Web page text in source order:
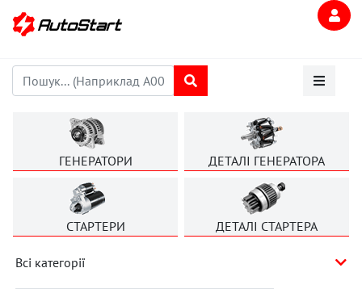
ГЕНЕРАТОРИ ДЕТАЛІ ГЕНЕРАТОРА
СТАРТЕРИ ДЕТАЛІ СТАРТЕРА
Всі категорії